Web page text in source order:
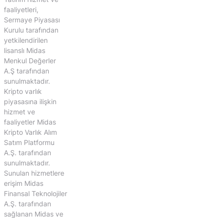
faaliyetleri,
Sermaye Piyasası
Kurulu tarafından
yetkilendirilen
lisanslı Midas
Menkul Değerler
A.Ş tarafından
sunulmaktadır.
Kripto varlık
piyasasına ilişkin
hizmet ve
faaliyetler Midas
Kripto Varlık Alım
Satım Platformu
A.Ş. tarafından
sunulmaktadır.
Sunulan hizmetlere
erişim Midas
Finansal Teknolojiler
A.Ş. tarafından
sağlanan Midas ve